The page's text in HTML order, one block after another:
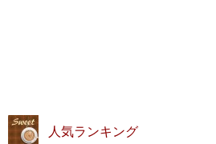
人気ランキング